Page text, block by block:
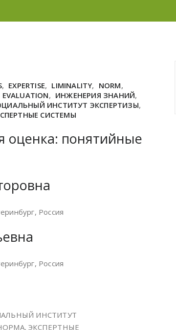
, EXPERTISE, LIMINALITY, NORM,
EVALUATION, ИНЖЕНЕРИЯ ЗНАНИЙ,
ИНСТИТУТ ЭКСПЕРТИЗЫ,
СИСТЕМЫ
оценка: понятийные
Россия
Россия
ИНСТИТУТ
ЭКСПЕРТНЫЕ